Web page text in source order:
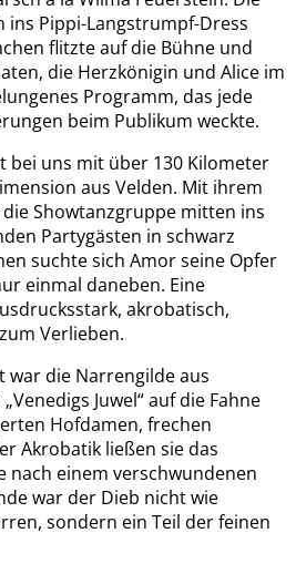
ins Pippi-Langstrumpf-Dress
flitzte auf die Bühne und
die Herzkönigin und Alice im
Programm, das jede
beim Publikum weckte.
bei uns mit über 130 Kilometer
aus Velden. Mit ihrem
Showtanzgruppe mitten ins
Partygästen in schwarz
suchte sich Amor seine Opfer
einmal daneben. Eine
akrobatisch,
Verlieben.
war die Narrengilde aus
Juwel“ auf die Fahne
Hofdamen, frechen
Akrobatik ließen sie das
nach einem verschwundenen
war der Dieb nicht wie
sondern ein Teil der feinen